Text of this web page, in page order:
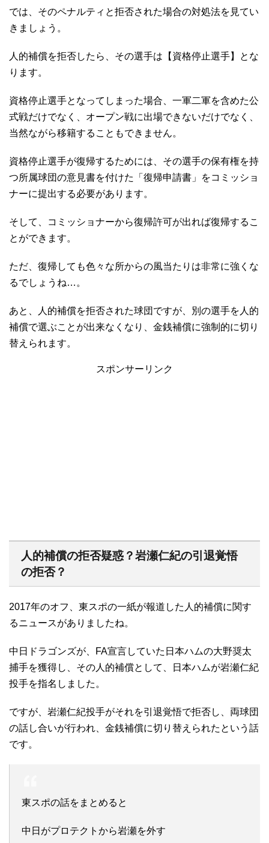
では、そのペナルティと拒否された場合の対処法を見てい
きましょう。
人的補償を拒否したら、その選手は【資格停止選手】とな
ります。
資格停止選手となってしまった場合、一軍二軍を含めた公
式戦だけでなく、オープン戦に出場できないだけでなく、
当然ながら移籍することもできません。
資格停止選手が復帰するためには、その選手の保有権を持
つ所属球団の意見書を付けた「復帰申請書」をコミッショ
ナーに提出する必要があります。
そして、コミッショナーから復帰許可が出れば復帰するこ
とができます。
ただ、復帰しても色々な所からの風当たりは非常に強くな
るでしょうね…。
あと、人的補償を拒否された球団ですが、別の選手を人的
補償で選ぶことが出来なくなり、金銭補償に強制的に切り
替えられます。
スポンサーリンク
人的補償の拒否疑惑？岩瀬仁紀の引退覚悟
の拒否？
2017年のオフ、東スポの一紙が報道した人的補償に関す
るニュースがありましたね。
中日ドラゴンズが、FA宣言していた日本ハムの大野奨太
捕手を獲得し、その人的補償として、日本ハムが岩瀬仁紀
投手を指名しました。
ですが、岩瀬仁紀投手がそれを引退覚悟で拒否し、両球団
の話し合いが行われ、金銭補償に切り替えられたという話
です。
東スポの話をまとめると
中日がプロテクトから岩瀬を外す